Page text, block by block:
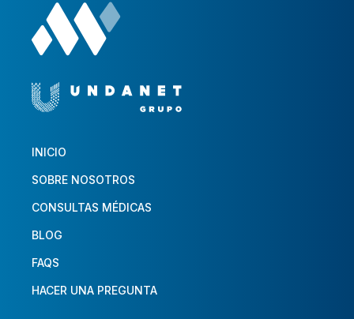
INICIO
SOBRE NOSOTROS
CONSULTAS MÉDICAS
BLOG
FAQS
HACER UNA PREGUNTA